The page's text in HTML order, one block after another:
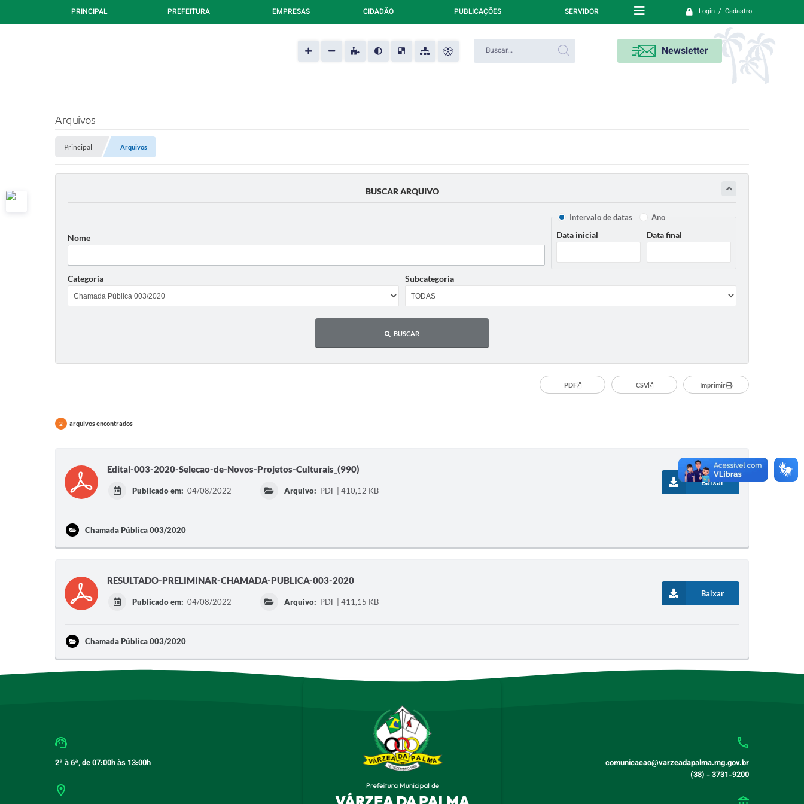
Login / Cadastro
PRINCIPAL PREFEITURA EMPRESAS CIDADÃO PUBLICAÇÕES SERVIDOR
Newsletter
Arquivos
Principal Arquivos
BUSCAR ARQUIVO
Nome
Intervalo de datas Ano
Data inicial Data final
Categoria Subcategoria
BUSCAR
PDF CSV Imprimir
2 arquivos encontrados
Edital-003-2020-Selecao-de-Novos-Projetos-Culturais_(990)
Publicado em: 04/08/2022 Arquivo: PDF | 410,12 KB
Baixar
Chamada Pública 003/2020
RESULTADO-PRELIMINAR-CHAMADA-PUBLICA-003-2020
Publicado em: 04/08/2022 Arquivo: PDF | 411,15 KB
Baixar
Chamada Pública 003/2020
2ª à 6ª, de 07:00h às 13:00h
comunicacao@varzeadapalma.mg.gov.br
(38) - 3731-9200